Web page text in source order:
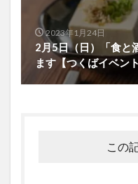
2023年1月24日
2月5日（日）「食と
ます【つくばイベント
この